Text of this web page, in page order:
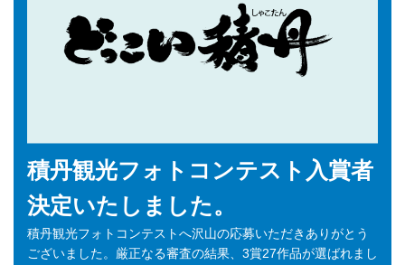
積丹観光フォトコンテスト入賞者
決定いたしました。
積丹観光フォトコンテストへ沢山の応募いただきありがとう
ございました。厳正なる審査の結果、3賞27作品が選ばれまし